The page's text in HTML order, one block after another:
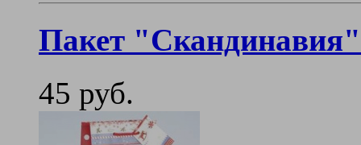
Пакет "Скандинавия"
45 руб.